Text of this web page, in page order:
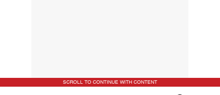
SCROLL TO CONTINUE WITH CONTENT